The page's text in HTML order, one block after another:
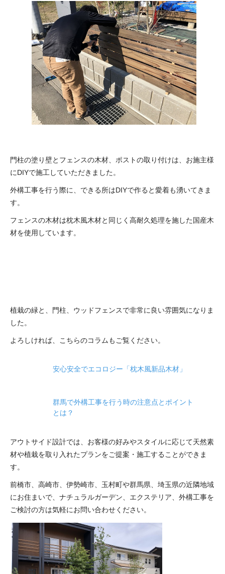
門柱の塗り壁とフェンスの木材、ポストの取り付けは、お施主様
にDIYで施工していただきました。
外構工事を行う際に、できる所はDIYで作ると愛着も湧いてきま
す。
フェンスの木材は枕木風木材と同じく高耐久処理を施した国産木
材を使用しています。
植栽の緑と、門柱、ウッドフェンスで非常に良い雰囲気になりま
した。
よろしければ、こちらのコラムもご覧ください。
安心安全でエコロジー「枕木風新品木材」
群馬で外構工事を行う時の注意点とポイント
とは？
アウトサイド設計では、お客様の好みやスタイルに応じて天然素
材や植栽を取り入れたプランをご提案・施工することができま
す。
前橋市、高崎市、伊勢崎市、玉村町や群馬県、埼玉県の近隣地域
にお住まいで、ナチュラルガーデン、エクステリア、外構工事を
ご検討の方は気軽にお問い合わせください。